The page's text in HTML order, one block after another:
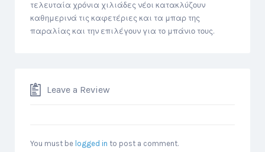
τελευταία χρόνια χιλιάδες νέοι κατακλύζουν
καθημερινά τις καφετέριες και τα μπαρ της
παραλίας και την επιλέγουν για το μπάνιο τους.
Leave a Review
You must be logged in to post a comment.